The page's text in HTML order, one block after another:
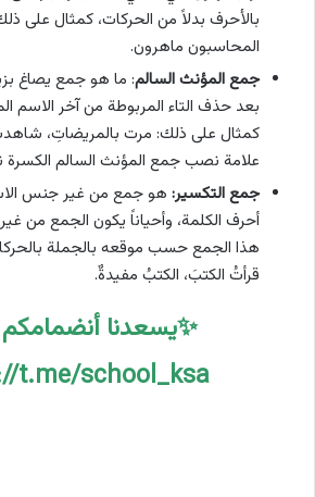
بالأحرف بدلاً من الحركات، كمثال على
المحاسبون ماهرون.
جمع المؤنث السالم: ما هو جمع يصاغ
بعد حذف التاء المربوطة من آخر الاسم
كمثال على ذلك: مرت بالمريضاتِ،
علامة نصب جمع المؤنث السالم الكسرة
جمع التكسير: هو جمع من غير جنس
أحرف الكلمة، وأحياناً يكون الجمع من
هذا الجمع حسب موقعه بالجملة
قرأتُ الكتبَ، الكتبُ مفيدةٌ.
✨يسعدنا أنضمامكم
t.me/school_ksa